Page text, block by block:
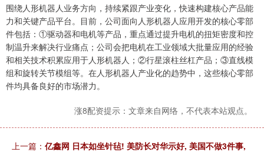
围绕人形机器人业务方向，持续紧跟产业变化，快速构建核心产品能
力和关键产品平台。目前，公司面向人形机器人应用开发的核心零部
件包括：①驱动器和电机等产品，重点通过提升电机的扭矩密度和控
制温升来解决行业痛点；公司会把电机在工业领域大批量应用的经验
和相关技术积累应用于人形机器人；②行星滚柱丝杠产品；③直线模
组和旋转关节模组等。在人形机器人产业化的趋势中，这些核心零部
件均具备良好的市场潜力。
涨8配资提示：文章来自网络，不代表本站观点。
上一篇： 亿鑫网 日本如坐针毡! 美防长对华示好, 美国不做3件事,